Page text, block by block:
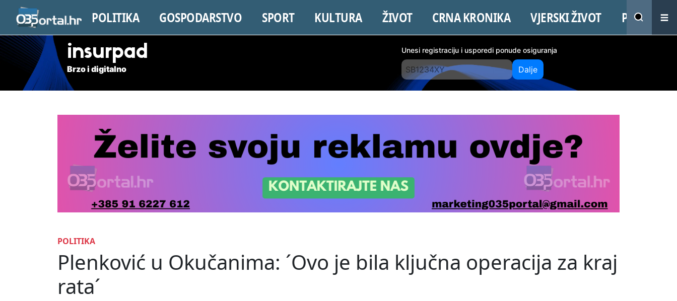
POLITIKA GOSPODARSTVO SPORT KULTURA ŽIVOT CRNA KRONIKA VJERSKI ŽIVOT PROMO
insurpad
Brzo i digitalno
Unesi registraciju i usporedi ponude osiguranja
Dalje
POLITIKA
Plenković u Okučanima: ´Ovo je bila ključna operacija za kraj
rata´